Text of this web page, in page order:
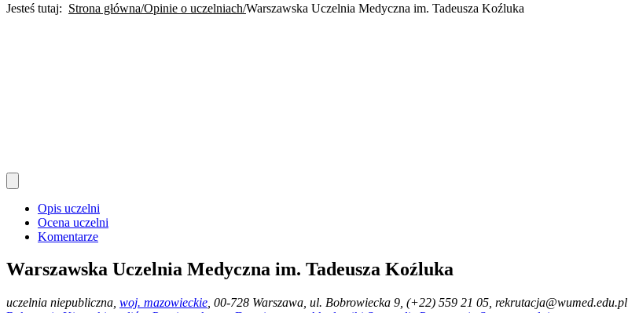
Jesteś tutaj: Strona główna Opinie o uczelniach Warszawska Uczelnia Medyczna im. Tadeusza Koźluka
Opis uczelni
Ocena uczelni
Komentarze
Warszawska Uczelnia Medyczna im. Tadeusza Koźluka
uczelnia niepubliczna woj. mazowieckie , 00-728 Warszawa, ul. Bobrowiecka 9, (+22) 559 21 05, rekrutacja@wumed.edu.pl